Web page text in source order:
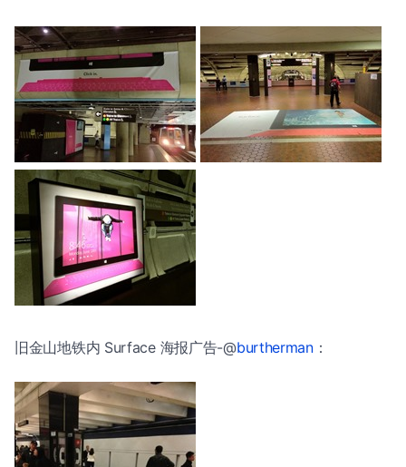
旧金山地铁内 Surface 海报广告-@burtherman：